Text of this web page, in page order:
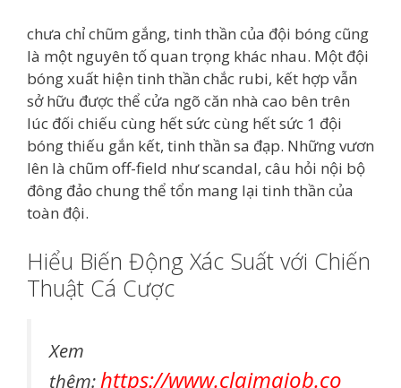
chưa chỉ chũm gắng, tinh thần của đội bóng cũng
là một nguyên tố quan trọng khác nhau. Một đội
bóng xuất hiện tinh thần chắc rubi, kết hợp vẫn
sở hữu được thể cửa ngõ căn nhà cao bên trên
lúc đối chiếu cùng hết sức cùng hết sức 1 đội
bóng thiếu gắn kết, tinh thần sa đạp. Những vươn
lên là chũm off-field như scandal, câu hỏi nội bộ
đông đảo chung thể tổn mang lại tinh thần của
toàn đội.
Hiểu Biến Động Xác Suất với Chiến
Thuật Cá Cược
Xem
thêm: https://www.claimajob.co